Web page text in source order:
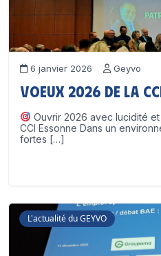
6 janvier 2026 Geyvo
Voeux 2026 de la
Ouvrir 2026 avec lucidité
CCI Essonne Dans un
fortes […]
L'actualité du GEYVO